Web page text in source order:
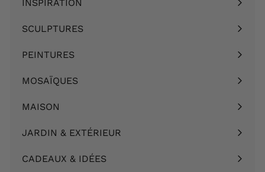
INSPIRATION
Ouvrir
le
SCULPTURES
Ouvrir
le
PEINTURES
Ouvrir
le
MOSAÏQUES
Ouvrir
le
MAISON
Ouvrir
le
JARDIN & EXTÉRIEUR
Ouvrir
le
CADEAUX & IDÉES
Ouvrir